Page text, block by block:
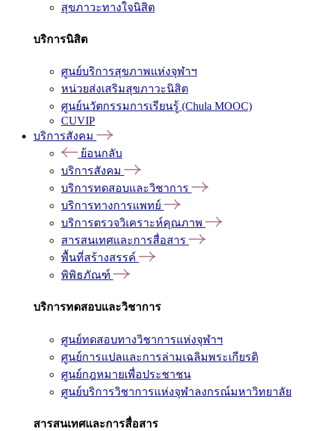
สุขภาวะทางใจนิสิต
บริการนิสิต
ศูนย์บริการสุขภาพแห่งจุฬาฯ
หน่วยส่งเสริมสุขภาวะนิสิต
ศูนย์นวัตกรรมการเรียนรู้ (Chula MOOC)
CUVIP
บริการสังคม
ย้อนกลับ
บริการสังคม
บริการทดสอบและวิชาการ
บริการทางการแพทย์
บริการตรวจวิเคราะห์คุณภาพ
สารสนเทศและการสื่อสาร
พื้นที่สร้างสรรค์
พิพิธภัณฑ์
บริการทดสอบและวิชาการ
ศูนย์ทดสอบทางวิชาการแห่งจุฬาฯ
ศูนย์การแปลและการล่ามเฉลิมพระเกียรติ
ศูนย์กฎหมายเพื่อประชาชน
ศูนย์บริการวิชาการแห่งจุฬาลงกรณ์มหาวิทยาลัย
สารสนเทศและการสื่อสาร